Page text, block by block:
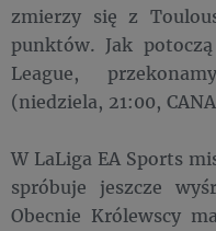
zmierzy się z
punktów. Jak
League,
(niedziela, 21:00,
W LaLiga EA Sports
spróbuje jeszcze
Obecnie Królewscy